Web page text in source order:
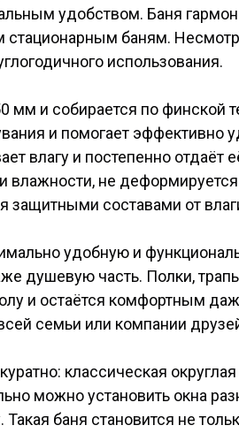
удобством. Баня
стационарным баням.
использования.
и собирается по финской
и помогает эффективно
влагу и постепенно
влажности, не
защитными составами от
удобную и
душевую часть. Полки,
и остаётся комфортным
семьи или компании
классическая
можно установить окна
баня становится не